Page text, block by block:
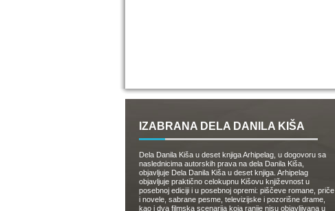
IZABRANA DELA DANILA KIŠA
Dela Danila Kiša u deset knjiga Arhipelag, u dogovoru sa
naslednicima autorskih prava na dela Danila Kiša,
objavljuje Dela Danila Kiša u deset knjiga. Arhipelag
objavljuje praktično celokupnu Kišovu književnost u
posebnoj ediciji i u posebnoj opremi: piščeve romane, priče
i novele, sabrane pesme, televizijske i pozorišne drame,
kao i dva filmska scenarija koja ranije nisu objavljivana u